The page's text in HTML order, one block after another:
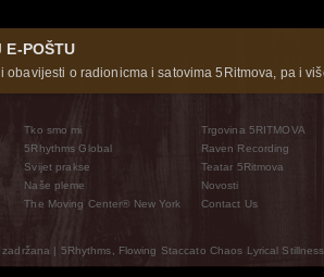
E-POŠTU
obavijesti o radionicma i satovima 5Ritmova, pa i
Tko smo mi
5Rhythms Global
Svijet prakse
Naše pleme
The Moving Center® New York
Trgovina 5RITMOVA
Raven Recording
Teatar 5Ritmova
Novosti
Contact Us
| 5Rhythms, Flowing Staccato Chaos Lyrical